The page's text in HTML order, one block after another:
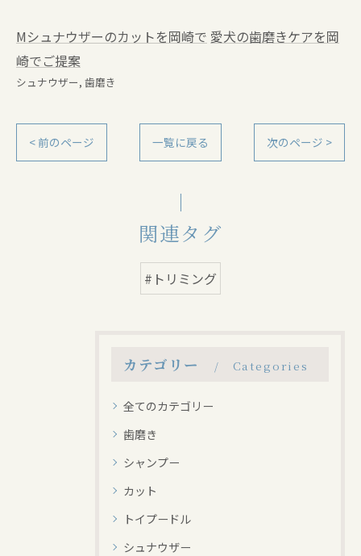
Mシュナウザーのカットを岡崎で 愛犬の歯磨きケアを岡
崎でご提案
シュナウザー 歯磨き
< 前のページ 一覧に戻る 次のページ >
関連タグ
#トリミング
カテゴリー Categories
全てのカテゴリー
歯磨き
シャンプー
カット
トイプードル
シュナウザー